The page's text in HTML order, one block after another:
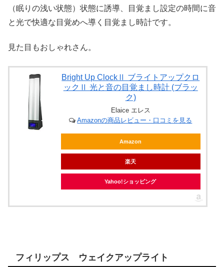
（眠りの浅い状態）状態に誘導、目覚まし設定の時間に音
と光で快適な目覚めへ導く目覚まし時計です。
見た目もおしゃれさん。
Bright Up ClockⅡ ブライトアップクロ
ックⅡ 光と音の目覚まし時計 (ブラッ
ク)
Elaice エレス
Amazonの商品レビュー・口コミを見る
Amazon
楽天
Yahoo!ショッピング
フィリップス ウェイクアップライト